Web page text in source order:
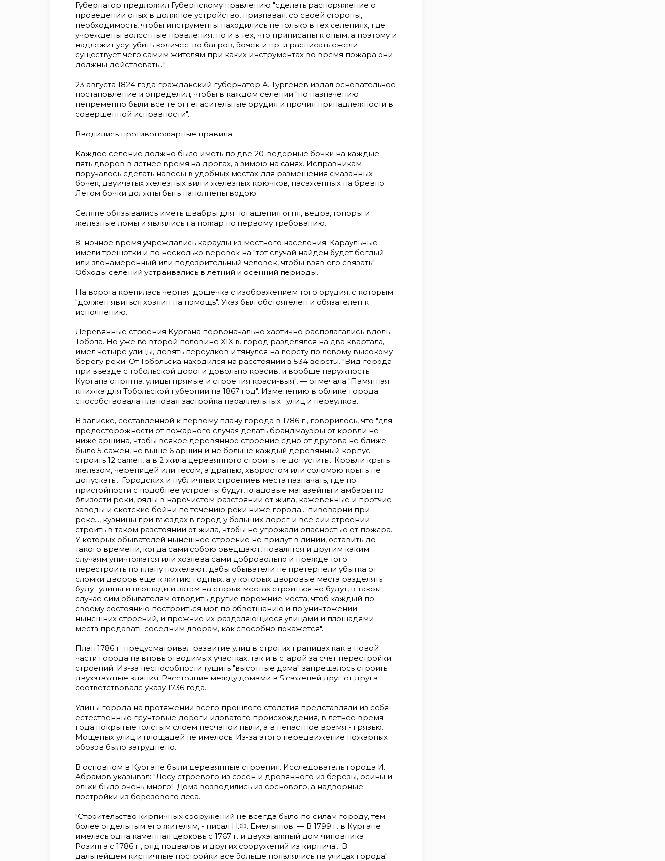
Губернатор предложил Губернскому правлению "сделать распоряжение о
проведении оных в должное устройство, при­знавая, со своей стороны,
необходимость, чтобы инструмен­ты находились не только в тех селениях, где
учреждены воло­стные правления, но и в тех, что приписаны к оным, а поэто­му и
надлежит усугубить количество багров, бочек и пр. и расписать ежели
существует чего самим жителям при каких инструментах во время пожара они
должны действовать..."
23 августа 1824 года гражданский губернатор А. Тургенев издал основательное
постановление и определил, чтобы в каж­дом селении "по назначению
непременно были все те огнегасительные орудия и прочия принадлежности в
совершенной ис­правности".
Вводились противопожарные правила.
Каждое селение должно было иметь по две 20-ведерные боч­ки на каждые
пять дворов в летнее время на дрогах, а зимою на санях. Исправникам
поручалось сделать навесы в удобных местах для размещения смазанных
бочек, двуйчатых желез­ных вил и железных крючков, насаженных на бревно.
Летом бочки должны быть наполнены водою.
Селяне обязывались иметь швабры для погашения огня, вед­ра, топоры и
железные ломы и являлись на пожар по первому требованию.
8 ночное время учреждались караулы из местного населе­ния. Караульные
имели трещотки и по несколько веревок на "тот случай найден будет беглый
или злонамеренный или по­дозрительный человек, чтобы взяв его связать".
Обходы селе­ний устраивались в летний и осенний периоды.
На ворота крепилась черная дощечка с изображением того орудия, с которым
"должен явиться хозяин на помощь". Указ был обстоятелен и обязателен к
исполнению.
Деревянные строения Кургана первоначально хаотично рас­полагались вдоль
Тобола. Но уже во второй половине XIX в. го­род разделялся на два квартала,
имел четыре улицы, девять пе­реулков и тянулся на версту по левому высокому
берегу реки. От Тобольска находился на расстоянии в 534 версты. "Вид горо­да
при въезде с тобольской дороги довольно красив, и вообще наружность
Кургана опрятна, улицы прямые и строения краси-выя", — отмечала "Памятная
книжка для Тобольской губернии на 1867 год". Изменению в облике города
способствовала пла­новая застройка параллельных улиц и переулков.
В записке, составленной к первому плану города в 1786 г., говорилось, что "для
предосторожности от пожарного случая де­лать брандмауэры от кровли не
ниже аршина, чтобы всякое де­ревянное строение одно от другова не ближе
было 5 сажен, не выше 6 аршин и не больше каждый деревянный корпус
строить 12 сажен, а в 2 жила деревянного строить не допустить... Кровли крыть
железом, черепицей или тесом, а дранью, хворостом или соломою крыть не
допускать... Городских и публичных строениев места назначать, где по
пристойности с подобнее устроены будут, кладовые магазейны и амбары по
близости реки, ряды в нарочистом разстоянии от жила, кажевенные и протчие
заводы и скотские бойни по течению реки ниже города... пивоварни при
реке..., кузницы при въездах в город у больших дорог и все сии строении
строить в таком разстоянии от жила, чтобы не угрожа­ли опасностью от пожара.
У которых обывателей нынешнее стро­ение не придут в линии, оставить до
такого времени, когда сами собою оведшают, повалятся и другим каким
случаям уничто­жатся или хозяева сами добровольно и прежде того
перестроить по плану пожелают, дабы обыватели не претерпели убытка от
сломки дворов еще к житию годных, а у которых дворовые мес­та разделять
будут улицы и площади и затем на старых местах строиться не будут, в таком
случае сим обывателям отводить другие порожние места, чтоб каждый по
своему состоянию по­строиться мог по обветшанию и по уничтожении
нынешних стро­ений, и прежние их разделяющиеся улицами и площадями
места предавать соседним дворам, как способно покажется".
План 1786 г. предусматривал развитие улиц в строгих грани­цах как в новой
части города на вновь отводимых участках, так и в старой за счет перестройки
строений. Из-за неспособности тушить "высотные дома" запрещалось строить
двухэтажные зда­ния. Расстояние между домами в 5 саженей друг от друга
соот­ветствовало указу 1736 года.
Улицы города на протяжении всего прошлого столетия представляли из себя
естественные грунтовые дороги илова­того происхождения, в летнее время
года покрытые толстым слоем песчаной пыли, а в ненастное время - грязью.
Мощеных улиц и площадей не имелось. Из-за этого передвижение пожар­ных
обозов было затруднено.
В основном в Кургане были деревянные строения. Исследо­ватель города И.
Абрамов указывал: "Лесу строевого из сосен и дровянного из березы, осины и
ольхи было очень много". Дома возводились из соснового, а надворные
постройки из березового леса.
"Строительство кирпичных сооружений не всегда было по си­лам городу, тем
более отдельным его жителям, - писал Н.Ф. Еме­льянов. — В 1799 г. в Кургане
имелась одна каменная церковь с 1767 г. и двухэтажный дом чиновника
Розинга с 1786 г., ряд подвалов и других сооружений из кирпича... В
дальнейшем кир­пичные постройки все больше появлялись на улицах города".